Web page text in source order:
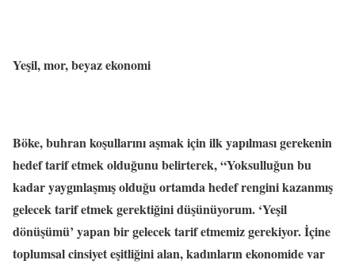
Yeşil, mor, beyaz ekonomi
Böke, buhran koşullarını aşmak için ilk yapılması gerekenin
hedef tarif etmek olduğunu belirterek, “Yoksulluğun bu
kadar yaygınlaşmış olduğu ortamda hedef rengini kazanmış
gelecek tarif etmek gerektiğini düşünüyorum. ‘Yeşil
dönüşümü’ yapan bir gelecek tarif etmemiz gerekiyor. İçine
toplumsal cinsiyet eşitliğini alan, kadınların ekonomide var